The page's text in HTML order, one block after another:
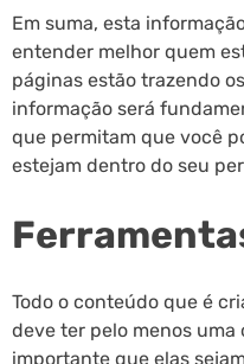
Em suma, esta
entender melhor quem
páginas estão trazendo
informação será
que permitam que você
estejam dentro do seu
Todo o conteúdo que é
deve ter pelo menos uma
importante que elas